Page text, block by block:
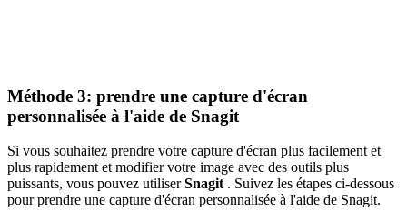
Méthode 3: prendre une capture d'écran
personnalisée à l'aide de Snagit
Si vous souhaitez prendre votre capture d'écran plus facilement et
plus rapidement et modifier votre image avec des outils plus
puissants, vous pouvez utiliserSnagit . Suivez les étapes ci-dessous
pour prendre une capture d'écran personnalisée à l'aide de Snagit.